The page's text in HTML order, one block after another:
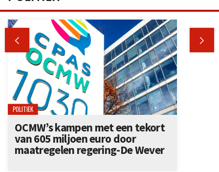
 
POLITIEK
OCMW’s kampen met een tekort
van 605 miljoen euro door
maatregelen regering-De Wever